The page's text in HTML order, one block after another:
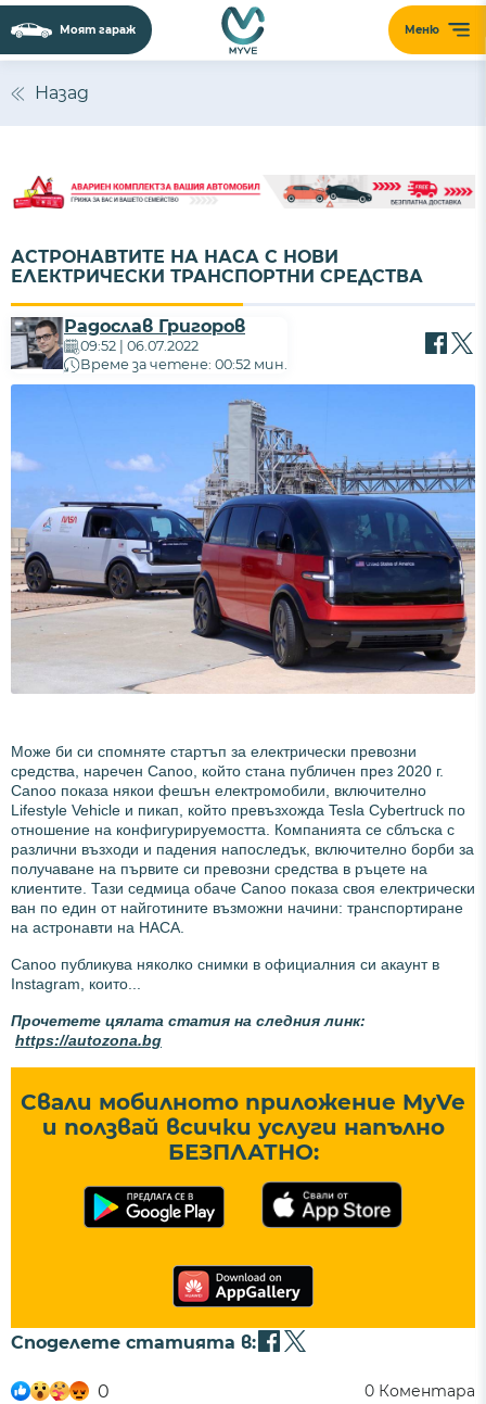
Меню
Моят гараж
Назад
АСТРОНАВТИТЕ НА НАСА С НОВИ
ЕЛЕКТРИЧЕСКИ ТРАНСПОРТНИ СРЕДСТВА
Радослав Григоров
09:52 | 06.07.2022
Време за четене: 00:52 мин.
Може би си спомняте стартъп за електрически превозни
средства, наречен Canoo, който стана публичен през 2020 г.
Canoo показа някои фешън електромобили, включително
Lifestyle Vehicle и пикап, който превъзхожда Tesla Cybertruck по
отношение на конфигурируемостта. Компанията се сблъска с
различни възходи и падения напоследък, включително борби за
получаване на първите си превозни средства в ръцете на
клиентите. Тази седмица обаче Canoo показа своя електрически
ван по един от найготините възможни начини: транспортиране
на астронавти на НАСА.
Canoo публикува няколко снимки в официалния си акаунт в
Instagram, които...
Прочетете цялата статия на следния линк:
https://autozona.bg
Свали мобилното приложение MyVe
и ползвай всички услуги напълно
БЕЗПЛАТНО:
Споделете статията в:
0 0 Коментара